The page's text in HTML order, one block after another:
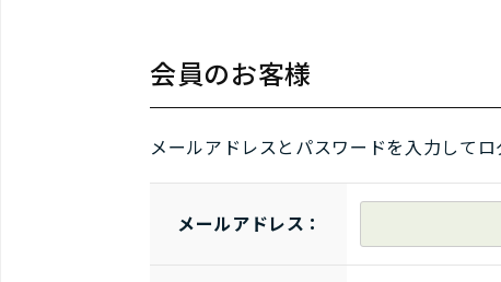
会員のお客様
メールアドレスとパスワードを入力してロ
メールアドレス：